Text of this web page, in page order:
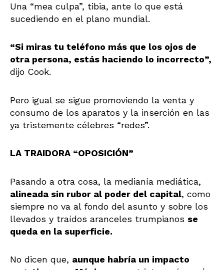
Una “mea culpa”, tibia, ante lo que está
sucediendo en el plano mundial.
“Si miras tu teléfono más que los ojos de
otra persona, estás haciendo lo incorrecto”,
dijo Cook.
Pero igual se sigue promoviendo la venta y
consumo de los aparatos y la inserción en las
ya tristemente célebres “redes”.
LA TRAIDORA “OPOSICIÓN”
Pasando a otra cosa, la medianía mediática,
alineada sin rubor al poder del capital, como
siempre no va al fondo del asunto y sobre los
llevados y traídos aranceles trumpianos se
queda en la superficie.
No dicen que, aunque habría un impacto